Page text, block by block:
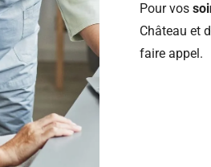
Pour vos
Château et
faire appel.